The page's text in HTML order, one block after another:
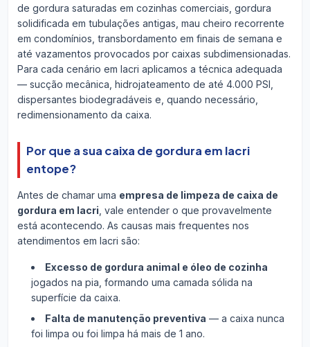
de gordura saturadas em cozinhas comerciais, gordura
solidificada em tubulações antigas, mau cheiro recorrente
em condomínios, transbordamento em finais de semana e
até vazamentos provocados por caixas subdimensionadas.
Para cada cenário em Iacri aplicamos a técnica adequada
— sucção mecânica, hidrojateamento de até 4.000 PSI,
dispersantes biodegradáveis e, quando necessário,
redimensionamento da caixa.
Por que a sua caixa de gordura em Iacri
entope?
Antes de chamar uma empresa de limpeza de caixa de
gordura em Iacri , vale entender o que provavelmente
está acontecendo. As causas mais frequentes nos
atendimentos em Iacri são:
Excesso de gordura animal e óleo de cozinha
jogados na pia, formando uma camada sólida na
superfície da caixa.
Falta de manutenção preventiva — a caixa nunca
foi limpa ou foi limpa há mais de 1 ano.